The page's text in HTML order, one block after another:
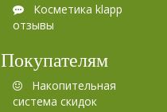
Косметика klapp
отзывы
Покупателям
Накопительная
система скидок